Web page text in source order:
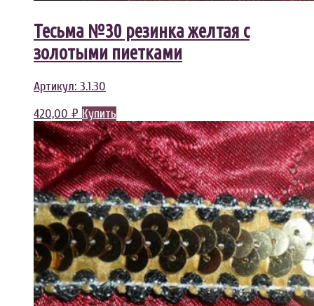
Тесьма №30 резинка желтая с
золотыми пиетками
Артикул: 3.1.30
420,00 ₽ Купить